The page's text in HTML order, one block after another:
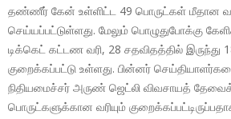
தண்ணீர் கேன் உள்ளிட்ட 49 பொருட்கள் மீதான
செய்யப்பட்டுள்ளது. மேலும் பொழுதுபோக்கு
டிக்கெட் கட்டண வரி, 28 சதவிதத்தில் இருந்து
குறைக்கப்பட்டு உள்ளது. பின்னர்
நிதியமைச்சர் அருண் ஜெட்லி விவசாயத்
பொருட்களுக்கான வரியும்